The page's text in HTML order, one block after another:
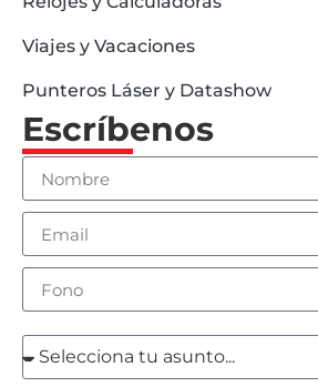
Viajes y Vacaciones
Punteros Láser y Datashow
Escríbenos